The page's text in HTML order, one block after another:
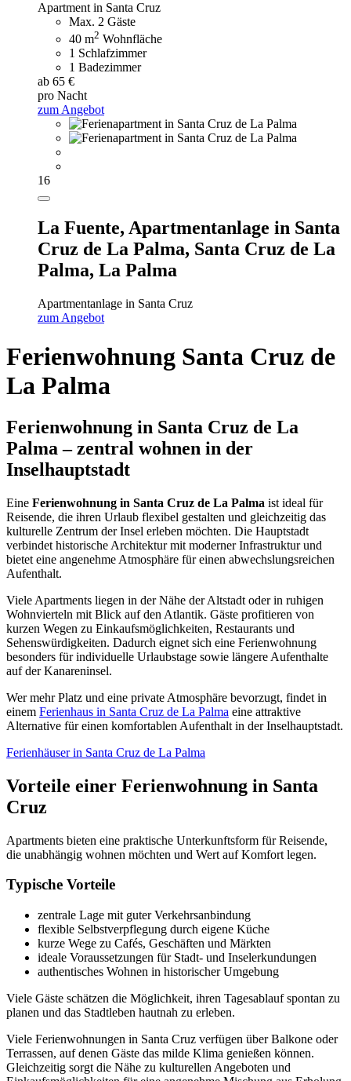
Apartment in Santa Cruz
Max. 2 Gäste
40 m2 Wohnfläche
1 Schlafzimmer
1 Badezimmer
ab 65 €
pro Nacht
zum Angebot
16
La Fuente, Apartmentanlage in Santa
Cruz de La Palma, Santa Cruz de La
Palma, La Palma
Apartmentanlage in Santa Cruz
zum Angebot
Ferienwohnung Santa Cruz de
La Palma
Ferienwohnung in Santa Cruz de La
Palma – zentral wohnen in der
Inselhauptstadt
Eine Ferienwohnung in Santa Cruz de La Palma ist ideal für
Reisende, die ihren Urlaub flexibel gestalten und gleichzeitig das
kulturelle Zentrum der Insel erleben möchten. Die Hauptstadt
verbindet historische Architektur mit moderner Infrastruktur und
bietet eine angenehme Atmosphäre für einen abwechslungsreichen
Aufenthalt.
Viele Apartments liegen in der Nähe der Altstadt oder in ruhigen
Wohnvierteln mit Blick auf den Atlantik. Gäste profitieren von
kurzen Wegen zu Einkaufsmöglichkeiten, Restaurants und
Sehenswürdigkeiten. Dadurch eignet sich eine Ferienwohnung
besonders für individuelle Urlaubstage sowie längere Aufenthalte
auf der Kanareninsel.
Wer mehr Platz und eine private Atmosphäre bevorzugt, findet in
einem Ferienhaus in Santa Cruz de La Palma eine attraktive
Alternative für einen komfortablen Aufenthalt in der Inselhauptstadt.
Ferienhäuser in Santa Cruz de La Palma
Vorteile einer Ferienwohnung in Santa
Cruz
Apartments bieten eine praktische Unterkunftsform für Reisende,
die unabhängig wohnen möchten und Wert auf Komfort legen.
Typische Vorteile
zentrale Lage mit guter Verkehrsanbindung
flexible Selbstverpflegung durch eigene Küche
kurze Wege zu Cafés, Geschäften und Märkten
ideale Voraussetzungen für Stadt- und Inselerkundungen
authentisches Wohnen in historischer Umgebung
Viele Gäste schätzen die Möglichkeit, ihren Tagesablauf spontan zu
planen und das Stadtleben hautnah zu erleben.
Viele Ferienwohnungen in Santa Cruz verfügen über Balkone oder
Terrassen, auf denen Gäste das milde Klima genießen können.
Gleichzeitig sorgt die Nähe zu kulturellen Angeboten und